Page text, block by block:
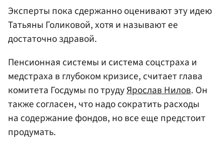
Эксперты пока сдержанно оценивают эту идею
Татьяны Голиковой, хотя и называют ее
достаточно здравой.
Пенсионная системы и система соцстраха и
медстраха в глубоком кризисе, считает глава
комитета Госдумы по трудуЯрослав Нилов. Он
также согласен, что надо сократить расходы
на содержание фондов, но все еще предстоит
продумать.